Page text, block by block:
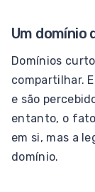
Um domínio
Domínios
compartilhar.
e são
entanto, o
em si, mas a
domínio.